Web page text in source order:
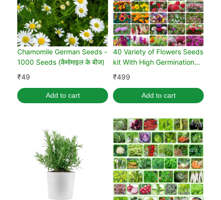
Chamomile German Seeds -
1000 Seeds (कैमोमाइल के बीज)
₹49
Add to cart
40 Variety of Flowers Seeds
kit With High Germination
Rate
₹499
Add to cart